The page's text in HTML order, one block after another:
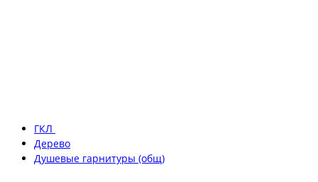
ГКЛ
Дерево
Душевые гарнитуры (общ)